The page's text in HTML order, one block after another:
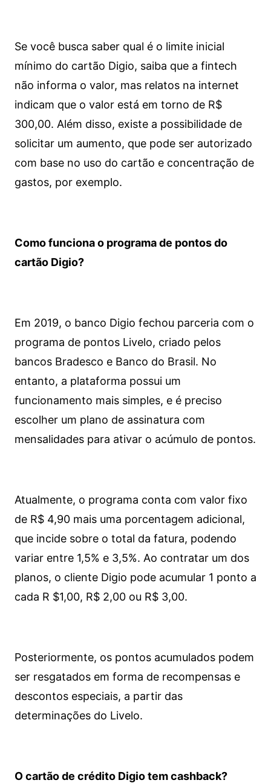
Se você busca saber qual é o limite inicial
mínimo do cartão Digio, saiba que a fintech
não informa o valor, mas relatos na internet
indicam que o valor está em torno de R$
300,00. Além disso, existe a possibilidade de
solicitar um aumento, que pode ser autorizado
com base no uso do cartão e concentração de
gastos, por exemplo.
Como funciona o programa de pontos do
cartão Digio?
Em 2019, o banco Digio fechou parceria com o
programa de pontos Livelo, criado pelos
bancos Bradesco e Banco do Brasil. No
entanto, a plataforma possui um
funcionamento mais simples, e é preciso
escolher um plano de assinatura com
mensalidades para ativar o acúmulo de pontos.
Atualmente, o programa conta com valor fixo
de R$ 4,90 mais uma porcentagem adicional,
que incide sobre o total da fatura, podendo
variar entre 1,5% e 3,5%. Ao contratar um dos
planos, o cliente Digio pode acumular 1 ponto a
cada R $1,00, R$ 2,00 ou R$ 3,00.
Posteriormente, os pontos acumulados podem
ser resgatados em forma de recompensas e
descontos especiais, a partir das
determinações do Livelo.
O cartão de crédito Digio tem cashback?